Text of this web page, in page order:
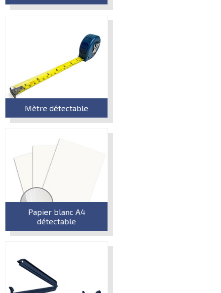
Mètre détectable
Papier blanc A4
détectable